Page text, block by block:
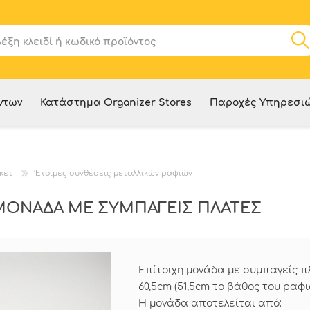
Κατάστημα Organizer Stores Παροχές
Έτοιμες συνθέσεις μεταλλικών ραφιών
ΜΟΝΑΔΑ ΜΕ ΣΥΜΠΑΓΕΙΣ ΠΛΑΤΕΣ
Επίτοιχη μονάδα με συμπαγείς
60,5cm (51,5cm το βάθος του
Η μονάδα αποτελείται από: